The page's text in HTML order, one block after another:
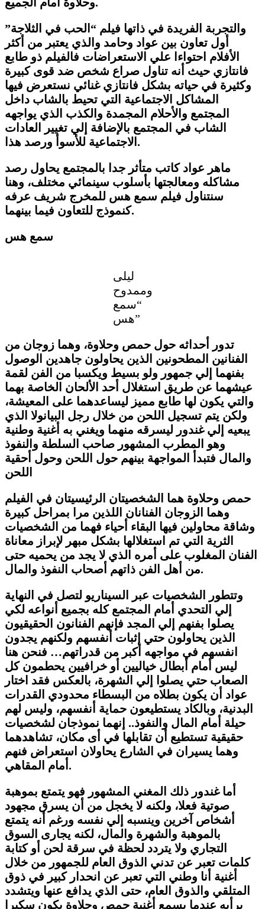
والتجربة الفريدة في ذاتها فيلم “الحب في الثلاجة”
أول تعاون بين عواد وحامد والذي يعتبر من أكثر
الأفلام احتواءا علي الاستعراضات فالفيلم ذو طابع
فانتازي حيث أنه تناول صراع شخص ضد قوى كبيرة
وكثيرة في حياته بشكل فانتازي غنائي نستعرض فيها
المشاكل الاجتماعية التي تحيط بالشاب داخل
المجتمع والأحلام المجمدة والكذب الذي يواجهه
الشاب في المجتمع بالإضافة إلي تغيير العادات
الاجتماعية للأسوأ ورصد هذا.
ماهر عواد كاتب متأثر جدا بالمجتمع يحاول رصد
مشاكله ومعالجتها بأسلوب سينمائي مختلف، وهنا
سنتناول فيلم سمع هس للمخرج شريف عرفه
كنموذج للتعاون فيما بينهما.
سمع هس
ليلى
وممدوح
“سمع
هس”
تدور أحداثه حول حمص وحلاوة، وهما زوجان من
الفنانين المطحونين الذين يحاولون جاهدين الوصول
بفنهما إلي جمهور ولو بسيط ويكسبا من الفن لقمة
عيشهما عن طريق استغلال أحد الألحان الخاصة بهما
والتي يكون لها طابع مميز ليساعدهما على المعيشة،
ولكن يتم تسجيل اللحن من خلال رجل البيانوﻻ الذي
يبعيه إلي غندور ليسرقه منهما ويغني به أغنية وطنية
وهو المطرب المشهور صاحب السلطة والنفوذ
والمال فتبدأ المواجهة بينهم حول اللحن وحول أحقية
اللحن
حمص وحلاوة هما الشخصيتان الرئيسيتان في الفيلم
وهما الزوجان الفنانان اللذين مرا بمراحل كبيرة
وشاقة محاولين فيها البقاء أحياء فهما من الشخصيات
الثرية التي تم استغلالها بشكل مبهر لإبراز معاناة
الفنان المغلوب على أمره الذي لا يجد من يحميه حتى
من أهل الفن ذاتهم أصحاب النفوذ والمال.
وتتطور الشخصيات عبر السيناريو لتصل في النهاية
إلي التحدي أمام المجتمع كله بجميع أنواعه لكي
يصلوا بفنهم إلي المجد فإنهم الفنانون الحقيقيون
الذين يحاولون حتي إثبات أنفسهم ولكنهم يجدون
انفسهم في مواجهه أكبر من قدراتهم… فنحن هنا
ليس أمام أبطال خياليين أو خرافيين يحطمون كل
الصعاب حتي يصلوا إلي الشهرة، بالعكس فقد اختار
عواد أن يكون بطلاه من البسطاء محدودي القدرات
البدنية، وبالكاد يستطيعون حماية أنفسهم، وليس لهم
حيلة أمام المال والنفوذ.. إنهما نموذجان لشخصيات
حقيقية تستطيع أن تقابلها في أى مكان، تشاهدهما
وهما يسيران في الشارع يحاولان استعراض فنهم
أمام المقاهي.
أما غندور ذلك المغني المشهور فهو يتمتع بموهبة
صوتية فعلا، ولكنه لا يخجل من أن يسرق مجهود
أشخاص آخرين وينسبه إلي نفسه ورغم أنه يتمتع
بالموهبة والشهرة والمال، لكنه يجارى السوق
التجاري ولا يتردد لحظة في سرقة لحن أو كتابة
كلمات تعبر عن تدني الذوق العام للجمهور من خلال
أغنية أنا وطني التي تعبر عن انحدار كبير في ذوق
المتلقي والذوق العام، حتى الذي يدافع عنها ويتشدد
برأيه عندما يسمع أغنية حمص وحلاوة يكون سكيرا